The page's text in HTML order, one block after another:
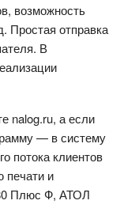
возможность
Простая отправка
В
nalog.ru, а если
— в систему
потока клиентов
печати и
Плюс Ф, АТОЛ